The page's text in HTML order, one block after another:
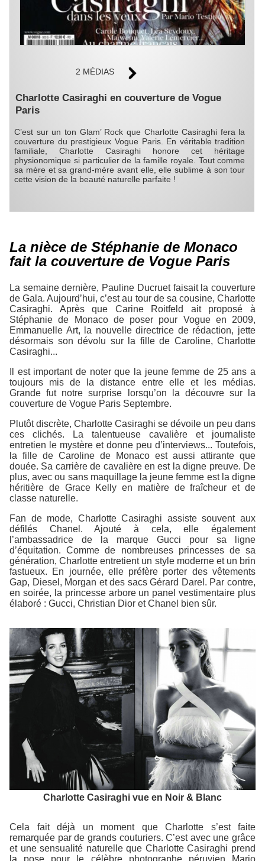
2 MÉDIAS
Charlotte Casiraghi en couverture de Vogue
Paris
C’est sur un ton Glam’ Rock que Charlotte Casiraghi fera la
couverture du prestigieux Vogue Paris. En véritable tradition
familiale, Charlotte Casiraghi honore cet héritage
physionomique si particulier de la famille royale. Tout comme
sa mère et sa grand-mère avant elle, elle sublime à son tour
cette vision de la beauté naturelle parfaite !
La nièce de Stéphanie de Monaco
fait la couverture de Vogue Paris
La semaine dernière, Pauline Ducruet faisait la couverture
de Gala. Aujourd’hui, c’est au tour de sa cousine, Charlotte
Casiraghi. Après que Carine Roitfeld ait proposé à
Stéphanie de Monaco de poser pour Vogue en 2009,
Emmanuelle Art, la nouvelle directrice de rédaction, jette
désormais son dévolu sur la fille de Caroline, Charlotte
Casiraghi...
Il est important de noter que la jeune femme de 25 ans a
toujours mis de la distance entre elle et les médias.
Grande fut notre surprise lorsqu’on la découvre sur la
couverture de Vogue Paris Septembre.
Plutôt discrète, Charlotte Casiraghi se dévoile un peu dans
ces clichés. La talentueuse cavalière et journaliste
entretien le mystère et donne peu d’interviews... Toutefois,
la fille de Caroline de Monaco est aussi attirante que
douée. Sa carrière de cavalière en est la digne preuve. De
plus, avec ou sans maquillage la jeune femme est la digne
héritière de Grace Kelly en matière de fraîcheur et de
classe naturelle.
Fan de mode, Charlotte Casiraghi assiste souvent aux
défilés Chanel. Ajouté à cela, elle également
l’ambassadrice de la marque Gucci pour sa ligne
d’équitation. Comme de nombreuses princesses de sa
génération, Charlotte entretient un style moderne et un brin
fastueux. En journée, elle préfère porter des vêtements
Gap, Diesel, Morgan et des sacs Gérard Darel. Par contre,
en soirée, la princesse arbore un panel vestimentaire plus
élaboré : Gucci, Christian Dior et Chanel bien sûr.
Charlotte Casiraghi vue en Noir & Blanc
Cela fait déjà un moment que Charlotte s’est faite
remarquée par de grands couturiers. C’est avec une grâce
et une sensualité naturelle que Charlotte Casiraghi prend